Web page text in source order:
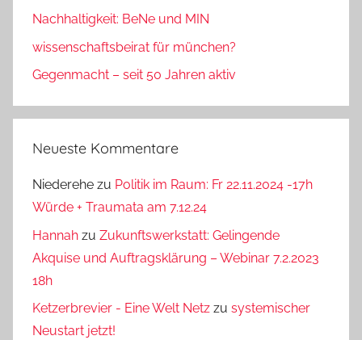
Nachhaltigkeit: BeNe und MIN
wissenschaftsbeirat für münchen?
Gegenmacht – seit 50 Jahren aktiv
Neueste Kommentare
Niederehe zu Politik im Raum: Fr 22.11.2024 -17h
Würde + Traumata am 7.12.24
Hannah zu Zukunftswerkstatt: Gelingende
Akquise und Auftragsklärung – Webinar 7.2.2023
18h
Ketzerbrevier - Eine Welt Netz zu systemischer
Neustart jetzt!